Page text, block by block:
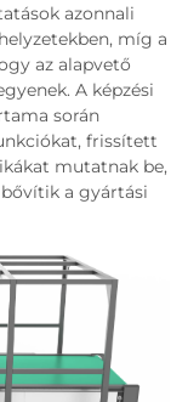
azonnali
míg a
az alapvető
A képzési
során
frissített
mutatnak be,
a gyártási